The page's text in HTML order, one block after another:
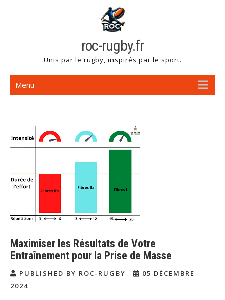
roc-rugby.fr
Unis par le rugby, inspirés par le sport.
Menu
Maximiser les Résultats de Votre
Entraînement pour la Prise de Masse
PUBLISHED BY ROC-RUGBY
05 DÉCEMBRE
2024